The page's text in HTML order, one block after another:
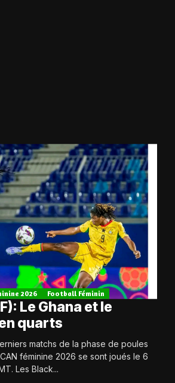
2026 Football Féminin
Le Ghana et le
quarts
matchs de la phase de poules
féminine 2026 se sont joués le 6
Les Black...